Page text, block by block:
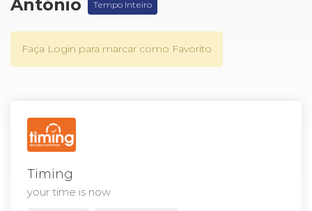
António
Tempo Inteiro
Faça Login para marcar como Favorito
Timing
your time is now